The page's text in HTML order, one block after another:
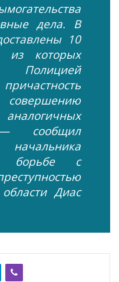
дела. В
10
из которых
— сообщил
борьбе с
Диас